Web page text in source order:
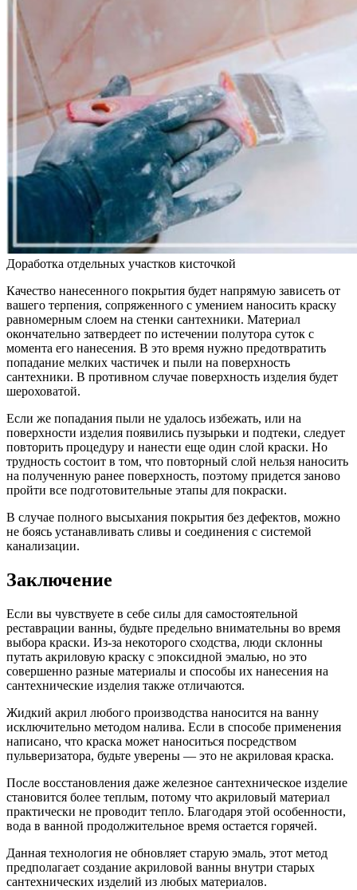
Доработка отдельных участков кисточкой
Качество нанесенного покрытия будет напрямую зависеть от
вашего терпения, сопряженного с умением наносить краску
равномерным слоем на стенки сантехники. Материал
окончательно затвердеет по истечении полутора суток с
момента его нанесения. В это время нужно предотвратить
попадание мелких частичек и пыли на поверхность
сантехники. В противном случае поверхность изделия будет
шероховатой.
Если же попадания пыли не удалось избежать, или на
поверхности изделия появились пузырьки и подтеки, следует
повторить процедуру и нанести еще один слой краски. Но
трудность состоит в том, что повторный слой нельзя наносить
на полученную ранее поверхность, поэтому придется заново
пройти все подготовительные этапы для покраски.
В случае полного высыхания покрытия без дефектов, можно
не боясь устанавливать сливы и соединения с системой
канализации.
Заключение
Если вы чувствуете в себе силы для самостоятельной
реставрации ванны, будьте предельно внимательны во время
выбора краски. Из-за некоторого сходства, люди склонны
путать акриловую краску с эпоксидной эмалью, но это
совершенно разные материалы и способы их нанесения на
сантехнические изделия также отличаются.
Жидкий акрил любого производства наносится на ванну
исключительно методом налива. Если в способе применения
написано, что краска может наноситься посредством
пульверизатора, будьте уверены ― это не акриловая краска.
После восстановления даже железное сантехническое изделие
становится более теплым, потому что акриловый материал
практически не проводит тепло. Благодаря этой особенности,
вода в ванной продолжительное время остается горячей.
Данная технология не обновляет старую эмаль, этот метод
предполагает создание акриловой ванны внутри старых
сантехнических изделий из любых материалов.